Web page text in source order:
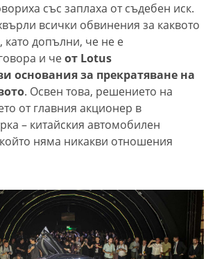
със заплаха от съдебен иск.
всички обвинения за каквото
като допълни, че не е
и чеот Lotus
основания за прекратяване на
. Освен това, решението на
от главния акционер в
– китайския автомобилен
няма никакви отношения